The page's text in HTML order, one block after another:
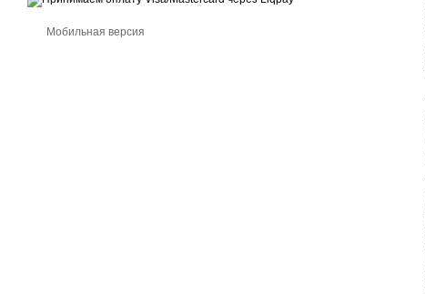
Мобильная версия